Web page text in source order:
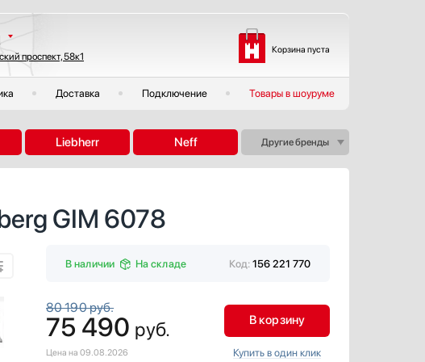
проспект, 58к1
Корзина пуста
Доставка Подключение Товары в шоуруме
Liebherr Neff Другие бренды
GIM 6078
В наличии На складе Код: 156 221 770
80 190 руб.
75 490 руб. В корзину
Цена на 09.08.2026
Купить в один клик